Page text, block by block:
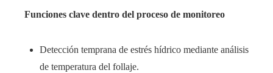
Funciones clave dentro del proceso de monitoreo
Detección temprana de estrés hídrico mediante análisis
de temperatura del follaje.